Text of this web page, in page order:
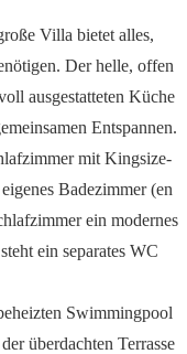
Villa bietet alles,
Der helle, offen
ausgestatteten Küche
Entspannen.
mit Kingsize-
Badezimmer (en
ein modernes
ein separates WC
Swimmingpool
überdachten Terrasse